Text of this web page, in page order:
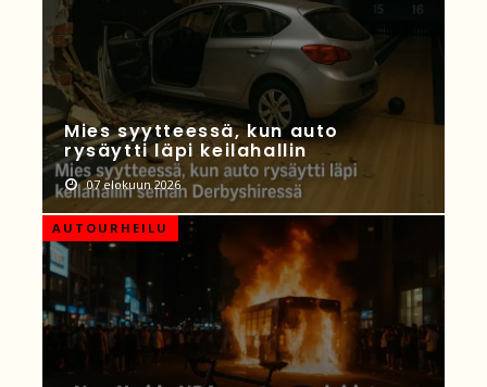
Mies syytteessä, kun auto
rysäytti läpi keilahallin
07 elokuun 2026
AUTOURHEILU